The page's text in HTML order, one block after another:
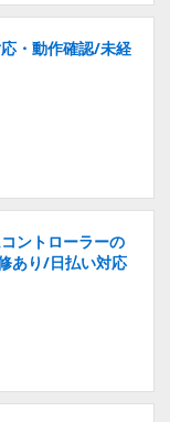
・動作確認/未経
ントローラーの
あり/日払い対応